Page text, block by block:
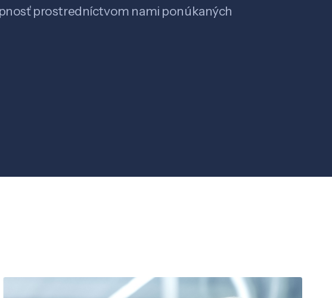
prostredníctvom nami ponúkaných